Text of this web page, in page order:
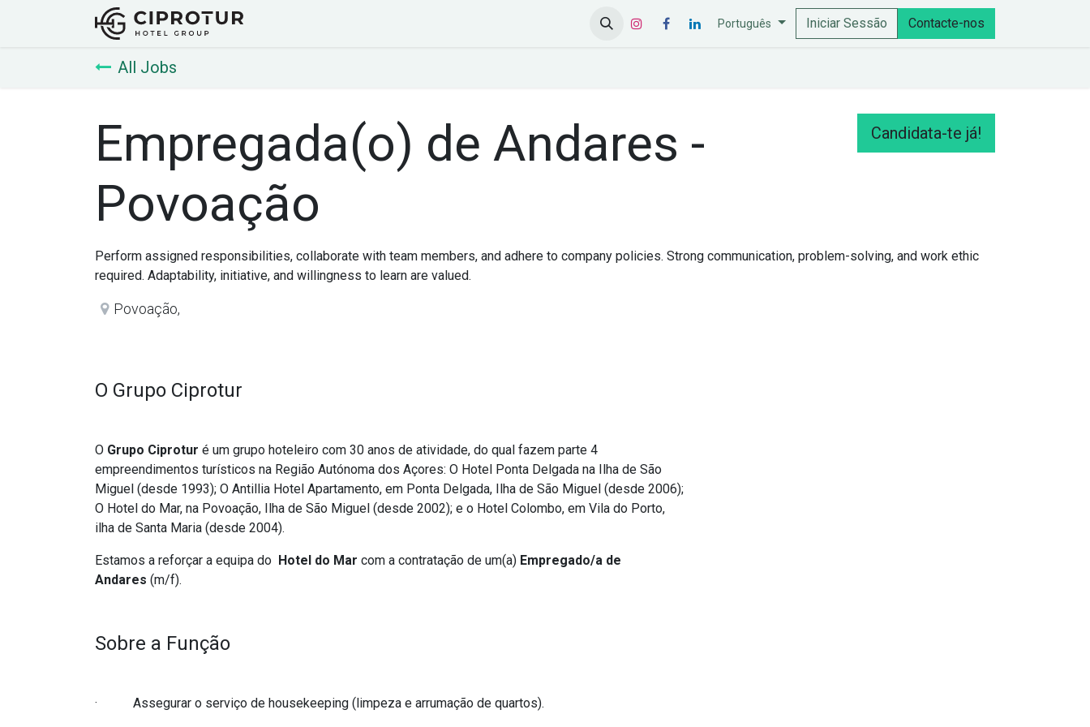
Português Iniciar Sessão Contacte-nos
All Jobs
Candidata-te já!
Empregada(o) de Andares -
Povoação
Perform assigned responsibilities, collaborate with team members, and adhere to company policies. Strong communication, problem-solving, and work ethic
required. Adaptability, initiative, and willingness to learn are valued.
Povoação,
O Grupo Ciprotur
O Grupo Ciprotur é um grupo hoteleiro com 30 anos de atividade, do qual fazem parte 4
empreendimentos turísticos na Região Autónoma dos Açores: O Hotel Ponta Delgada na Ilha de São
Miguel (desde 1993); O Antillia Hotel Apartamento, em Ponta Delgada, Ilha de São Miguel (desde 2006);
O Hotel do Mar, na Povoação, Ilha de São Miguel (desde 2002); e o Hotel Colombo, em Vila do Porto,
ilha de Santa Maria (desde 2004).
Estamos a reforçar a equipa do Hotel do Mar com a contratação de um(a) Empregado/a de
Andares (m/f).
Sobre a Função
· Assegurar o serviço de housekeeping (limpeza e arrumação de quartos).